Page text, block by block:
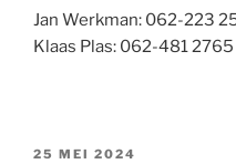
Jan Werkman: 062-223
Klaas Plas: 062-481 2765
GEPLAATST
25 MEI 2024